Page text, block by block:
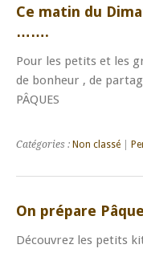
Ce matin du
…….
Pour les petits et les
de bonheur , de
PÂQUES
Catégories : Non classé
On prépare
Découvrez les petits